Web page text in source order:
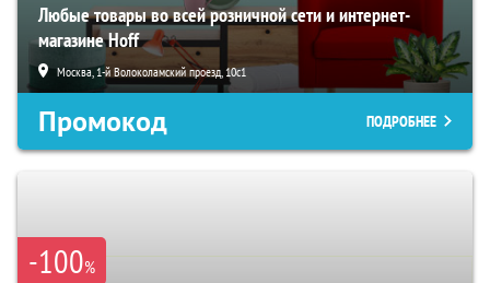
Любые товары во всей розничной сети и интернет-
магазине Hoff
Москва, 1-й Волоколамский проезд, 10с1
Промокод ПОДРОБНЕЕ
-100%